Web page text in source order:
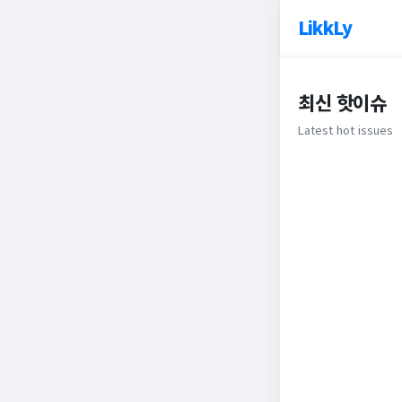
LikkLy
최신 핫이슈
Latest hot issues